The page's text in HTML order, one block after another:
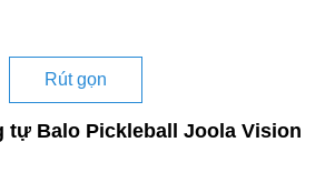
Rút gọn
tự Balo Pickleball Joola Vision